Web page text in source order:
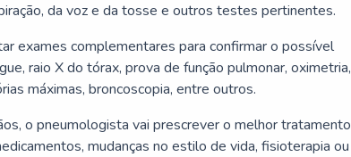
da voz e da tosse e outros testes pertinentes.
exames complementares para confirmar o possível
raio X do tórax, prova de função pulmonar, oximetria,
máximas, broncoscopia, entre outros.
o pneumologista vai prescrever o melhor tratamento
mudanças no estilo de vida, fisioterapia ou